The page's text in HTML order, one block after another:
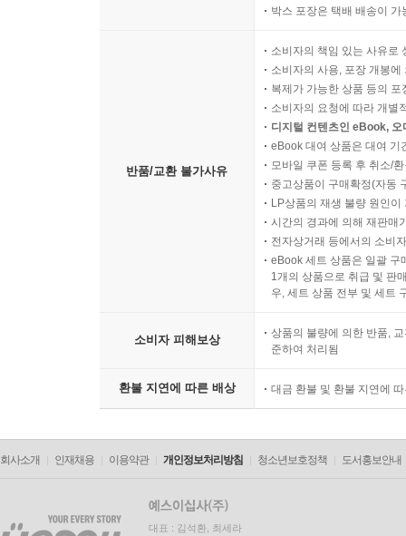
박스 포장은 택배 배송이
반품/교환 불가사유
소비자의 책임 있는 사유로
소비자의 사용, 포장 개봉
복제가 가능한 상품 등의
소비자의 요청에 따라 개별
디지털 컨텐츠인 eBook,
eBook 대여 상품은 대여 기
모바일 쿠폰 등록 후 취소/
중고상품이 구매확정(자동
LP상품의 재생 불량 원인
시간의 경과에 의해 재판매
전자상거래 등에서의 소비
eBook 세트 상품은 일괄 구
1개의 상품으로 취급 및 판
우, 세트 상품 전부 및 세트
소비자 피해보상
상품의 불량에 의한 반품,
준하여 처리됨
환불 지연에 따른 배상 대금 환불 및 환불 지연에
회사소개 인재채용 이용약관 개인정보처리방침 청소년보호정책 도서홍보안내
대표 : 김석환, 최세라